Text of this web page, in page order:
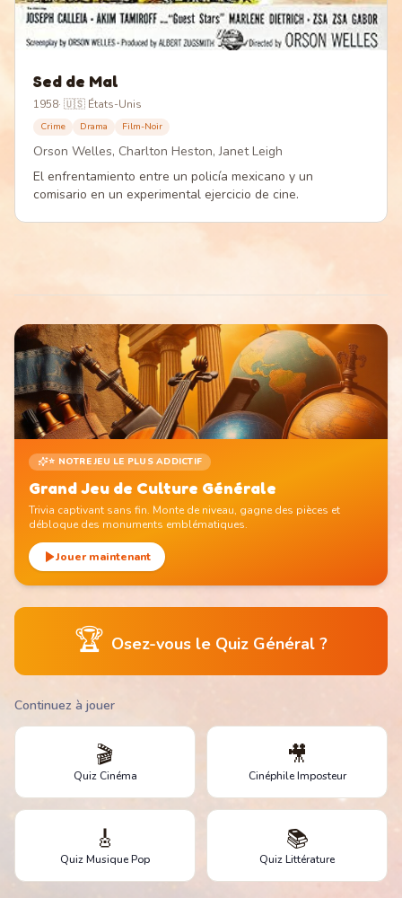
Sed de Mal
1958· 🇺🇸 États-Unis
Crime Drama Film-Noir
Orson Welles, Charlton Heston, Janet Leigh
El enfrentamiento entre un policía mexicano y un
comisario en un experimental ejercicio de cine.
⭐ NOTRE JEU LE PLUS ADDICTIF
Grand Jeu de Culture Générale
Trivia captivant sans fin. Monte de niveau, gagne des pièces et
débloque des monuments emblématiques.
Jouer maintenant
🏆 Osez-vous le Quiz Général ?
Continuez à jouer
🎬
Quiz Cinéma
🎥
Cinéphile Imposteur
🎸
Quiz Musique Pop
📚
Quiz Littérature